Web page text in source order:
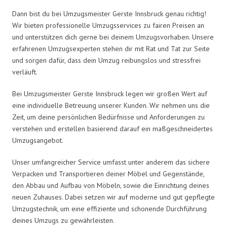
Dann bist du bei Umzugsmeister Gerste Innsbruck genau richtig!
Wir bieten professionelle Umzugsservices zu fairen Preisen an
und unterstützen dich gerne bei deinem Umzugsvorhaben. Unsere
erfahrenen Umzugsexperten stehen dir mit Rat und Tat zur Seite
und sorgen dafür, dass dein Umzug reibungslos und stressfrei
verläuft.
Bei Umzugsmeister Gerste Innsbruck legen wir großen Wert auf
eine individuelle Betreuung unserer Kunden. Wir nehmen uns die
Zeit, um deine persönlichen Bedürfnisse und Anforderungen zu
verstehen und erstellen basierend darauf ein maßgeschneidertes
Umzugsangebot.
Unser umfangreicher Service umfasst unter anderem das sichere
Verpacken und Transportieren deiner Möbel und Gegenstände,
den Abbau und Aufbau von Möbeln, sowie die Einrichtung deines
neuen Zuhauses. Dabei setzen wir auf moderne und gut gepflegte
Umzugstechnik, um eine effiziente und schonende Durchführung
deines Umzugs zu gewährleisten.